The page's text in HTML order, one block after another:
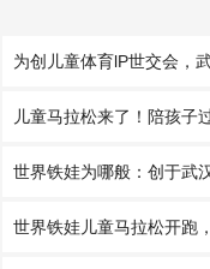
为创儿童体育lP世交会，
儿童马拉松来了！陪孩子
世界铁娃为哪般：创于武
世界铁娃儿童马拉松开跑